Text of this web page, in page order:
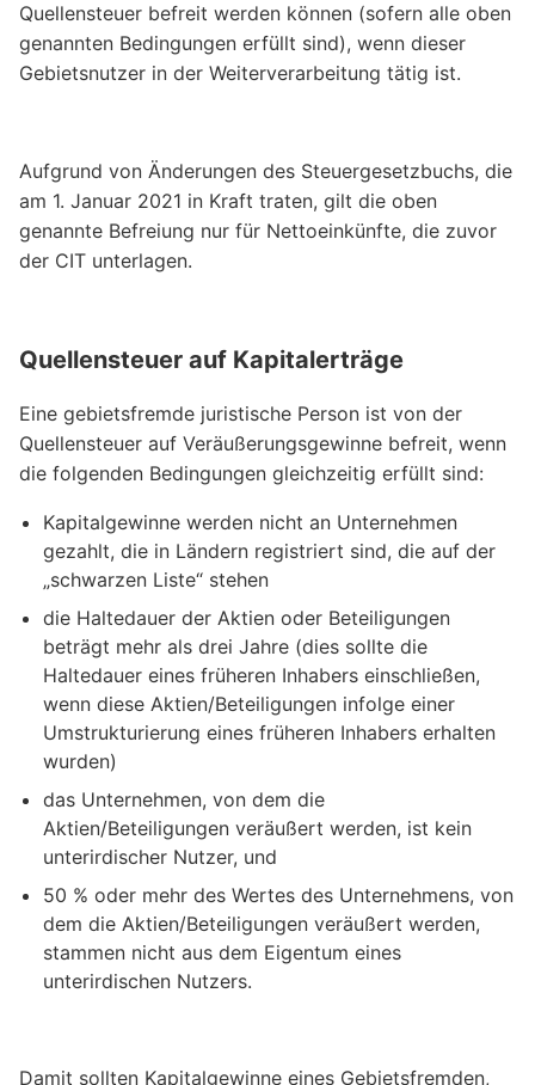
Quellensteuer befreit werden können (sofern alle oben
genannten Bedingungen erfüllt sind), wenn dieser
Gebietsnutzer in der Weiterverarbeitung tätig ist.
Aufgrund von Änderungen des Steuergesetzbuchs, die
am 1. Januar 2021 in Kraft traten, gilt die oben
genannte Befreiung nur für Nettoeinkünfte, die zuvor
der CIT unterlagen.
Quellensteuer auf Kapitalerträge
Eine gebietsfremde juristische Person ist von der
Quellensteuer auf Veräußerungsgewinne befreit, wenn
die folgenden Bedingungen gleichzeitig erfüllt sind:
Kapitalgewinne werden nicht an Unternehmen
gezahlt, die in Ländern registriert sind, die auf der
„schwarzen Liste“ stehen
die Haltedauer der Aktien oder Beteiligungen
beträgt mehr als drei Jahre (dies sollte die
Haltedauer eines früheren Inhabers einschließen,
wenn diese Aktien/Beteiligungen infolge einer
Umstrukturierung eines früheren Inhabers erhalten
wurden)
das Unternehmen, von dem die
Aktien/Beteiligungen veräußert werden, ist kein
unterirdischer Nutzer, und
50 % oder mehr des Wertes des Unternehmens, von
dem die Aktien/Beteiligungen veräußert werden,
stammen nicht aus dem Eigentum eines
unterirdischen Nutzers.
Damit sollten Kapitalgewinne eines Gebietsfremden,